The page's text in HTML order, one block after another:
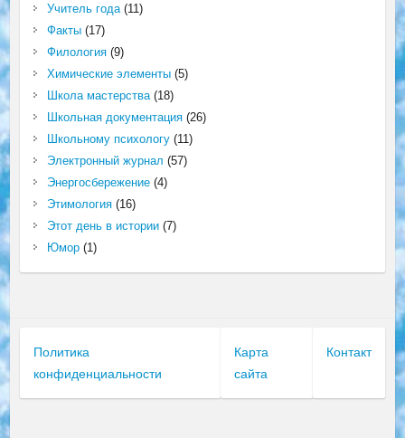
Учитель года(11)
Факты(17)
Филология(9)
Химические элементы(5)
Школа мастерства(18)
Школьная документация(26)
Школьному психологу(11)
Электронный журнал (57)
Энергосбережение(4)
Этимология(16)
Этот день в истории(7)
Юмор(1)
Политика
конфиденциальности
Карта
сайта
Контакт